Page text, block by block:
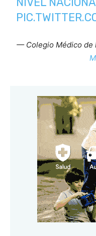
— Colegio Médico de